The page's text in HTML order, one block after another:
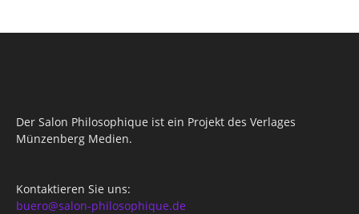
Der Salon Philosophique ist ein Projekt des Verlages
Münzenberg Medien.
Kontaktieren Sie uns:
buero@salon-philosophique.de